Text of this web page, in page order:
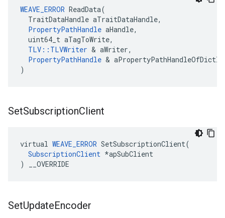
WEAVE_ERROR ReadData(
  TraitDataHandle aTraitDataHandle,
PropertyPathHandle aHandle,
  uint64_t aTagToWrite,
TLV::TLVWriter & aWriter,
PropertyPathHandle &
)
SetSubscriptionClient
virtual WEAVE_ERROR SetSubscriptionClient(
SubscriptionClient *apSubClient
) __OVERRIDE
SetUpdateEncoder